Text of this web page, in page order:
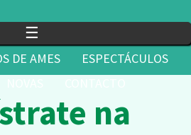
☰
DE AMES
ESPECTÁCULOS
na